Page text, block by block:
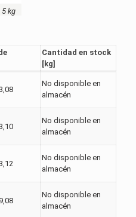
5 kg
Cantidad en stock
[kg]
No disponible en
almacén
No disponible en
almacén
No disponible en
almacén
No disponible en
almacén